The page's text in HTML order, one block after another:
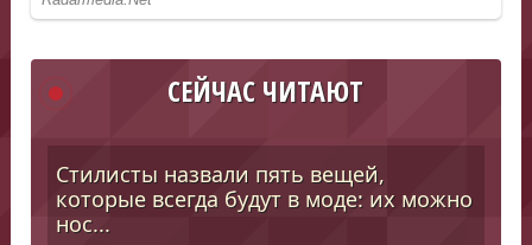
СЕЙЧАС ЧИТАЮТ
Стилисты назвали пять вещей,
которые всегда будут в моде: их можно
нос...